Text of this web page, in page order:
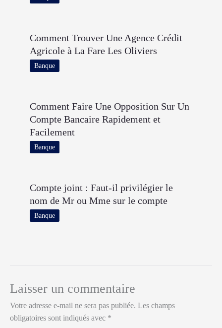
Comment Trouver Une Agence Crédit
Agricole à La Fare Les Oliviers
Banque
Comment Faire Une Opposition Sur Un
Compte Bancaire Rapidement et
Facilement
Banque
Compte joint : Faut-il privilégier le
nom de Mr ou Mme sur le compte
Banque
Laisser un commentaire
Votre adresse e-mail ne sera pas publiée. Les champs
obligatoires sont indiqués avec *